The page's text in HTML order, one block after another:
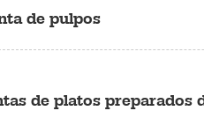
de pulpos
de platos preparados